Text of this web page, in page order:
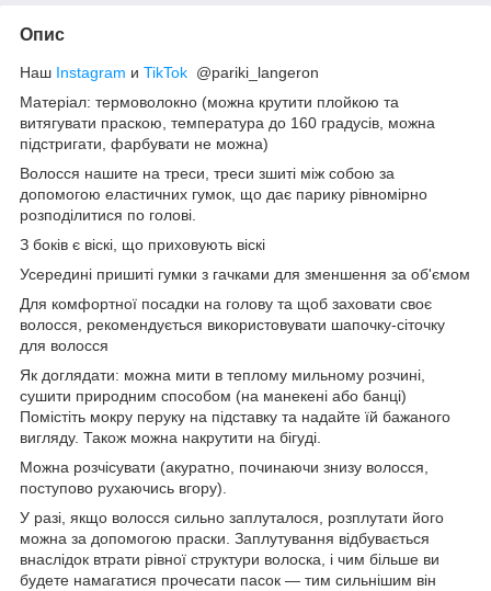
Опис
Наш Instagram и TikTok @pariki_langeron
Матеріал: термоволокно (можна крутити плойкою та
витягувати праскою, температура до 160 градусів, можна
підстригати, фарбувати не можна)
Волосся нашите на треси, треси зшиті між собою за
допомогою еластичних гумок, що дає парику рівномірно
розподілитися по голові.
З боків є віскі, що приховують віскі
Усередині пришиті гумки з гачками для зменшення за об'ємом
Для комфортної посадки на голову та щоб заховати своє
волосся, рекомендується використовувати шапочку-сіточку
для волосся
Як доглядати: можна мити в теплому мильному розчині,
сушити природним способом (на манекені або банці)
Помістіть мокру перуку на підставку та надайте їй бажаного
вигляду. Також можна накрутити на бігуді.
Можна розчісувати (акуратно, починаючи знизу волосся,
поступово рухаючись вгору).
У разі, якщо волосся сильно заплуталося, розплутати його
можна за допомогою праски. Заплутування відбувається
внаслідок втрати рівної структури волоска, і чим більше ви
будете намагатися прочесати пасок — тим сильнішим він